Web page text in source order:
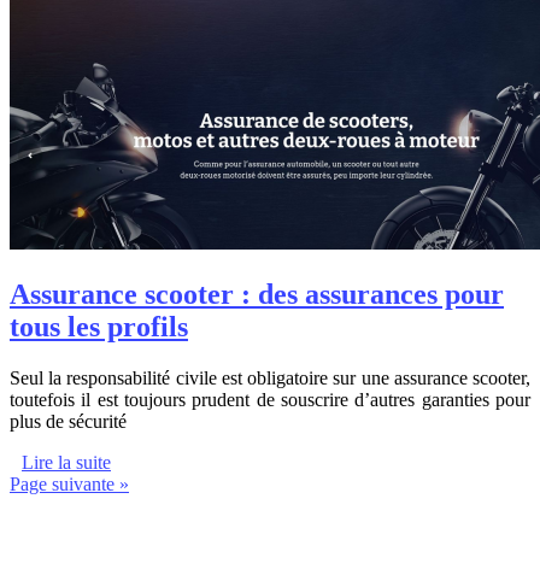
Assurance scooter : des assurances pour
tous les profils
Seul la responsabilité civile est obligatoire sur une assurance scooter,
toutefois il est toujours prudent de souscrire d’autres garanties pour
plus de sécurité
Lire la suite
Page suivante »